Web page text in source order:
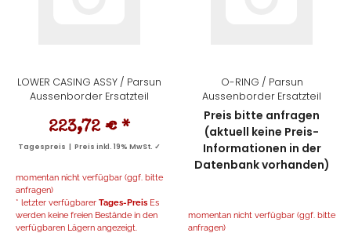
LOWER CASING ASSY / Parsun
Aussenborder Ersatzteil
223,72 € *
Tagespreis | Preis inkl. 19% MwSt. ✓
momentan nicht verfügbar (ggf. bitte
anfragen)
* letzter verfügbarer Tages-Preis Es
werden keine freien Bestände in den
verfügbaren Lägern angezeigt.
O-RING / Parsun
Aussenborder Ersatzteil
Preis bitte anfragen
(aktuell keine Preis-
Informationen in der
Datenbank vorhanden)
momentan nicht verfügbar (ggf. bitte
anfragen)